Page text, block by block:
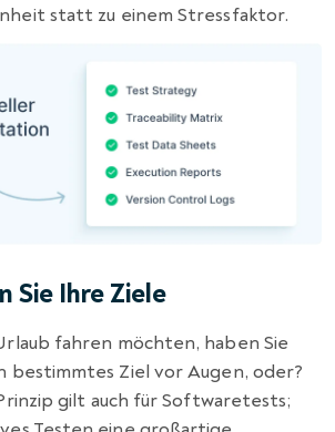
statt zu einem Stressfaktor.
Sie Ihre Ziele
fahren möchten, haben Sie
bestimmtes Ziel vor Augen, oder?
gilt auch für Softwaretests;